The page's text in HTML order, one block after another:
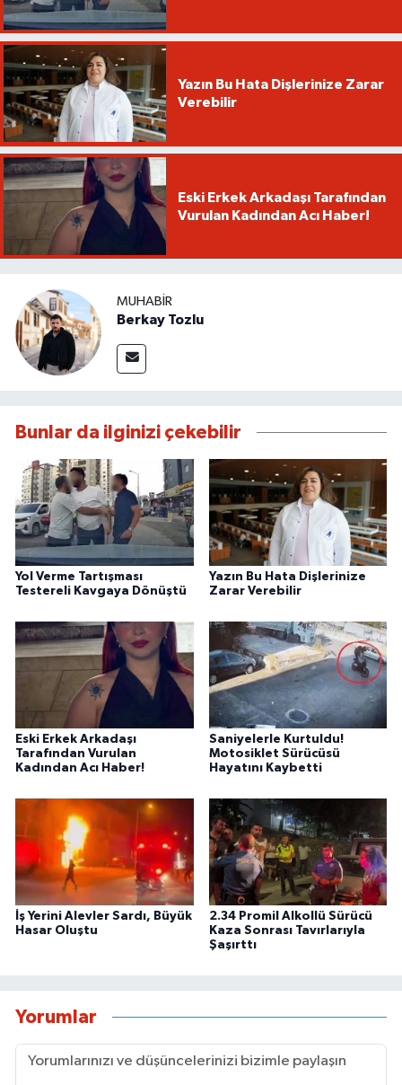
Yazın Bu Hata Dişlerinize Zarar
Verebilir
Eski Erkek Arkadaşı Tarafından
Vurulan Kadından Acı Haber!
MUHABIR
Berkay Tozlu
Bunlar da ilginizi çekebilir
Yol Verme Tartışması
Testereli Kavgaya Dönüştü
Yazın Bu Hata Dişlerinize
Zarar Verebilir
Eski Erkek Arkadaşı
Tarafından Vurulan
Kadından Acı Haber!
Saniyelerle Kurtuldu!
Motosiklet Sürücüsü
Hayatını Kaybetti
İş Yerini Alevler Sardı, Büyük
Hasar Oluştu
2.34 Promil Alkollü Sürücü
Kaza Sonrası Tavırlarıyla
Şaşırttı
Yorumlar